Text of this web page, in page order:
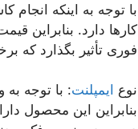
با توجه به اینکه
کارها دارد. بنابراین
فوری تأثیر بگذارد که
نوع ایمپلنت: با توجه
بنابراین این محصول